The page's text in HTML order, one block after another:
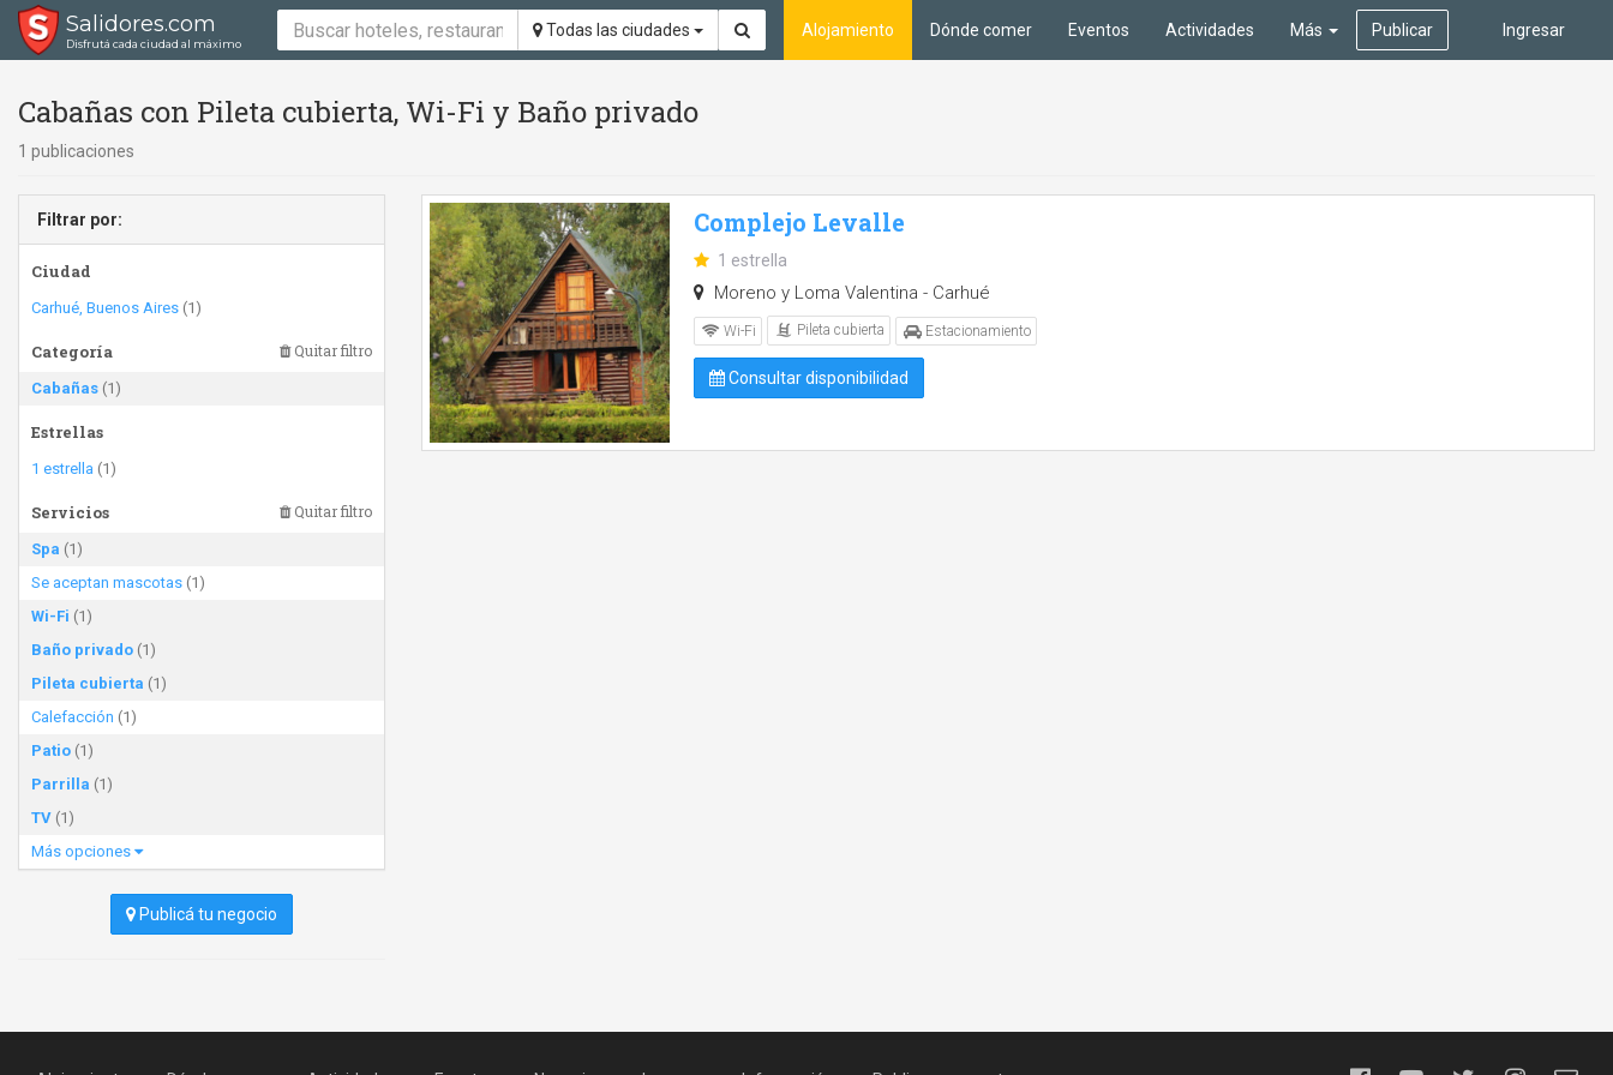
Salidores.com
Disfrutá cada ciudad al máximo
Todas las ciudades Ingresar
Alojamiento Dónde comer Eventos Actividades Más Publicar
Cabañas con Pileta cubierta, Wi-Fi y Baño privado
1 publicaciones
Filtrar por:
Ciudad
Carhué, Buenos Aires (1)
Categoría Quitar filtro
Cabañas (1)
Estrellas
1 estrella (1)
Servicios Quitar filtro
Spa (1)
Se aceptan mascotas (1)
Wi-Fi (1)
Baño privado (1)
Pileta cubierta (1)
Calefacción (1)
Patio (1)
Parrilla (1)
TV (1)
Más opciones
Publicá tu negocio
Complejo Levalle
1 estrella
Moreno y Loma Valentina - Carhué
Wi-Fi Pileta cubierta Estacionamiento
Consultar disponibilidad